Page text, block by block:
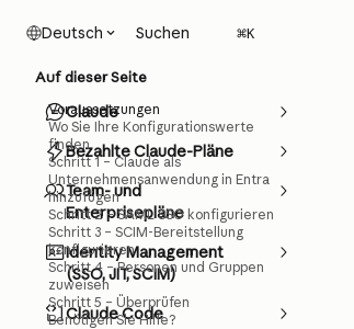
Deutsch Suchen ⌘K
Claude
Bezahlte Claude-Pläne
Team- und
Enterprisepläne
Identity Management
(SSO, JIT, SCIM)
Claude Code
Auf dieser Seite
Voraussetzungen
Wo Sie Ihre Konfigurationswerte
finden
Schritt 1 – Claude als
Unternehmensanwendung in Entra
hinzufügen
Schritt 2 – SAML SSO konfigurieren
Schritt 3 – SCIM-Bereitstellung
konfigurieren
Schritt 4 – Personen und Gruppen
zuweisen
Schritt 5 – Überprüfen
Benötigen Sie Hilfe?